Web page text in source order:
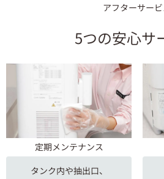
アフターサー
5つの安心サ
定期メンテナンス
タンク内や抽出口、